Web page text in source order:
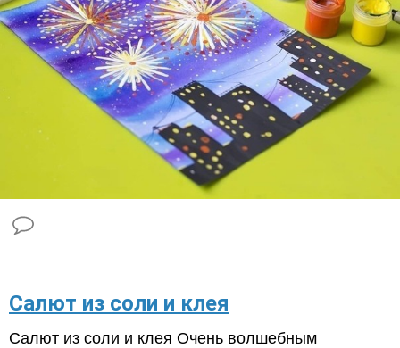
Салют из соли и клея
Салют из соли и клея Очень волшебным